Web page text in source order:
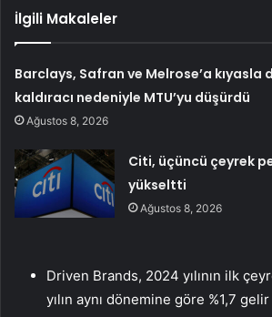
İlgili Makaleler
Barclays, Safran ve Melrose’a kıyasla
kaldıracı nedeniyle MTU’yu düşürdü
Ağustos 8, 2026
Citi, üçüncü çeyrek
yükseltti
Ağustos 8, 2026
Driven Brands, 2024 yılının ilk
yılın aynı dönemine göre %1,7